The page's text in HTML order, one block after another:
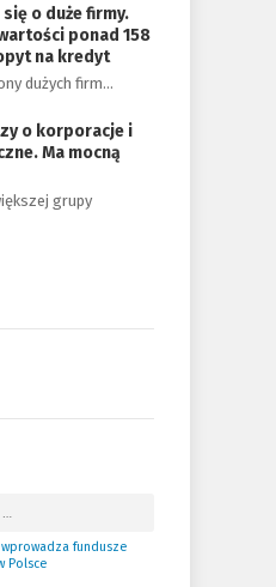
o duże firmy.
ponad 158
na kredyt
dużych firm…
o korporacje i
Ma mocną
grupy
…
fundusze
Polsce